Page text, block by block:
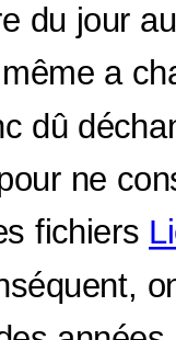
du jour
même a
dû
ne
fichiers